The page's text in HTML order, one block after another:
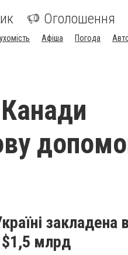
Оголошення
Афіша Погода
$1,5 млрд